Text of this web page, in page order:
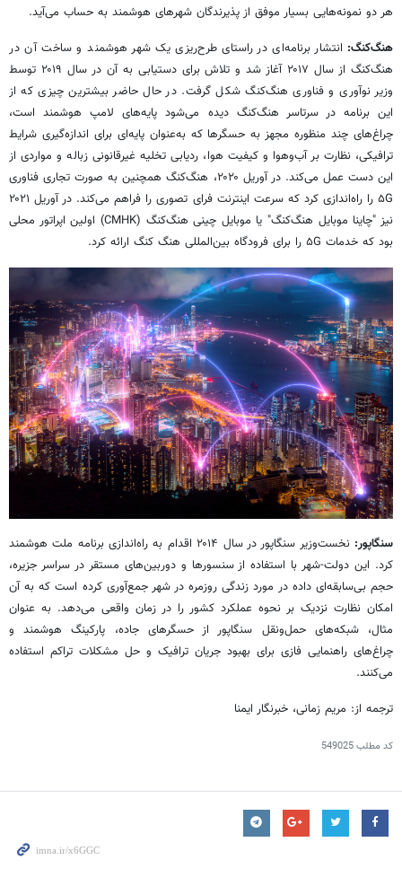
هر دو نمونه‌هایی بسیار موفق از پذیرندگان شهرهای هوشمند به حساب می‌آید.
هنگ‌کنگ: انتشار برنامه‌ای در راستای طرح‌ریزی یک شهر هوشمند و ساخت آن در
هنگ‌کنگ از سال ۲۰۱۷ آغاز شد و تلاش برای دستیابی به آن در سال ۲۰۱۹ توسط
وزیر نوآوری و فناوری هنگ‌کنگ شکل گرفت. در حال حاضر بیشترین چیزی که از
این برنامه در سرتاسر هنگ‌کنگ دیده می‌شود پایه‌های لامپ هوشمند است،
چراغ‌های چند منظوره مجهز به حسگرها که به‌عنوان پایه‌ای برای اندازه‌گیری شرایط
ترافیکی، نظارت بر آب‌وهوا و کیفیت هوا، ردیابی تخلیه غیرقانونی زباله و مواردی از
این دست عمل می‌کند. در آوریل ۲۰۲۰، هنگ‌کنگ همچنین به صورت تجاری فناوری
۵G را راه‌اندازی کرد که سرعت اینترنت
فرای
تصوری را فراهم می‌کند. در آوریل ۲۰۲۱
نیز "چاینا موبایل هنگ‌کنگ" یا موبایل چینی هنگ‌کنگ (CMHK) اولین اپراتور محلی
بود که خدمات ۵G را برای فرودگاه بین‌المللی هنگ کنگ ارائه کرد.
سنگاپور:
نخست‌وزیر سنگاپور در سال ۲۰۱۴ اقدام به راه‌اندازی برنامه ملت هوشمند
کرد. این دولت-‌شهر با استفاده از سنسورها و دوربین‌های مستقر در سراسر جزیره،
حجم بی‌سابقه‌ای داده در مورد زندگی روزمره در شهر جمع‌آوری کرده است که به آن
امکان نظارت نزدیک بر نحوه عملکرد کشور را در زمان واقعی می‌دهد. به عنوان
مثال، شبکه‌های حمل‌ونقل سنگاپور از حسگرهای جاده، پارکینگ هوشمند و
چراغ‌های راهنمایی فازی برای بهبود جریان ترافیک و حل مشکلات تراکم استفاده
می‌کنند.
ترجمه از: مریم زمانی، خبرنگار ایمنا
کد مطلب549025